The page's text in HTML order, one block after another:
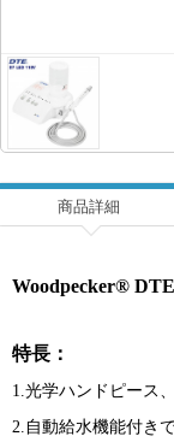
商品詳細
Woodpecker®
特長：
1.光学ハンドピース
2.自動給水機能付き